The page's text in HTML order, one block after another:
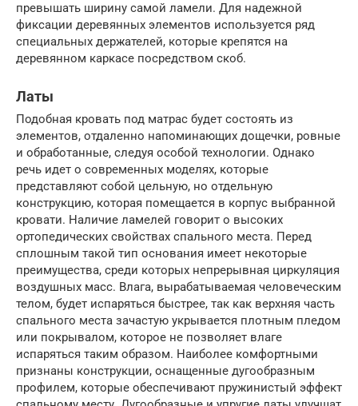
превышать ширину самой ламели. Для надежной
фиксации деревянных элементов используется ряд
специальных держателей, которые крепятся на
деревянном каркасе посредством скоб.
Латы
Подобная кровать под матрас будет состоять из
элементов, отдаленно напоминающих дощечки, ровные
и обработанные, следуя особой технологии. Однако
речь идет о современных моделях, которые
представляют собой цельную, но отдельную
конструкцию, которая помещается в корпус выбранной
кровати. Наличие ламелей говорит о высоких
ортопедических свойствах спального места. Перед
сплошным такой тип основания имеет некоторые
преимущества, среди которых непрерывная циркуляция
воздушных масс. Влага, вырабатываемая человеческим
телом, будет испаряться быстрее, так как верхняя часть
спального места зачастую укрывается плотным пледом
или покрывалом, которое не позволяет влаге
испаряться таким образом. Наиболее комфортными
признаны конструкции, оснащенные дугообразным
профилем, которые обеспечивают пружинистый эффект